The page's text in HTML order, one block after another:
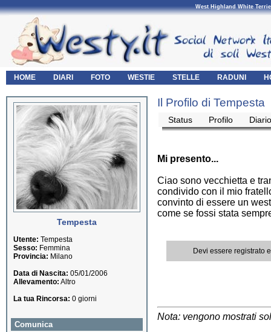
West Highland White
HOME DIARI FOTO WESTIE STELLE RADUNI
Tempesta
Utente: Tempesta
Sesso: Femmina
Provincia: Milano
Data di Nascita: 05/01/2006
Allevamento: Altro
La tua Rincorsa: 0 giorni
Comunica
Il Profilo di Tempesta
Status Profilo Diario
Mi presento...
Ciao sono vecchietta e
condivido con il mio
convinto di essere un
come se fossi stata
Devi essere registrato
Nota: vengono mostrati